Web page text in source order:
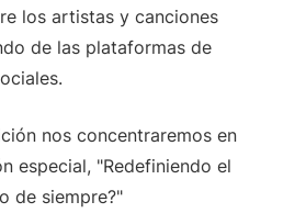
los artistas y canciones
de las plataformas de
nos concentraremos en
especial, "Redefiniendo el
de siempre?"